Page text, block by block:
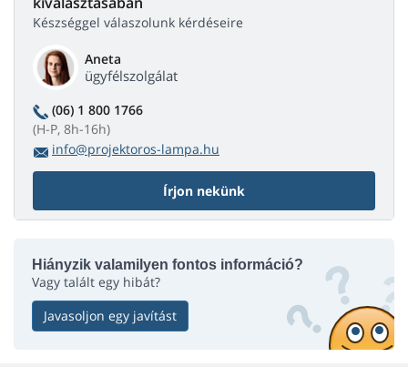
Készséggel válaszolunk kérdéseire
Aneta
ügyfélszolgálat
(06) 1 800 1766
(H-P, 8h-16h)
info@projektoros-lampa.hu
Írjon nekünk
Hiányzik valamilyen fontos információ?
Vagy talált egy hibát?
Javasoljon egy javítást